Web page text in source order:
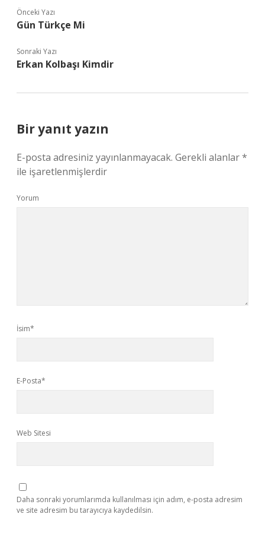
Önceki Yazı
Gün Türkçe Mi
Sonraki Yazı
Erkan Kolbaşı Kimdir
Bir yanıt yazın
E-posta adresiniz yayınlanmayacak. Gerekli alanlar*
ile işaretlenmişlerdir
Yorum
İsim*
E-Posta*
Web Sitesi
Daha sonraki yorumlarımda kullanılması için adım, e-posta adresim
ve site adresim bu tarayıcıya kaydedilsin.